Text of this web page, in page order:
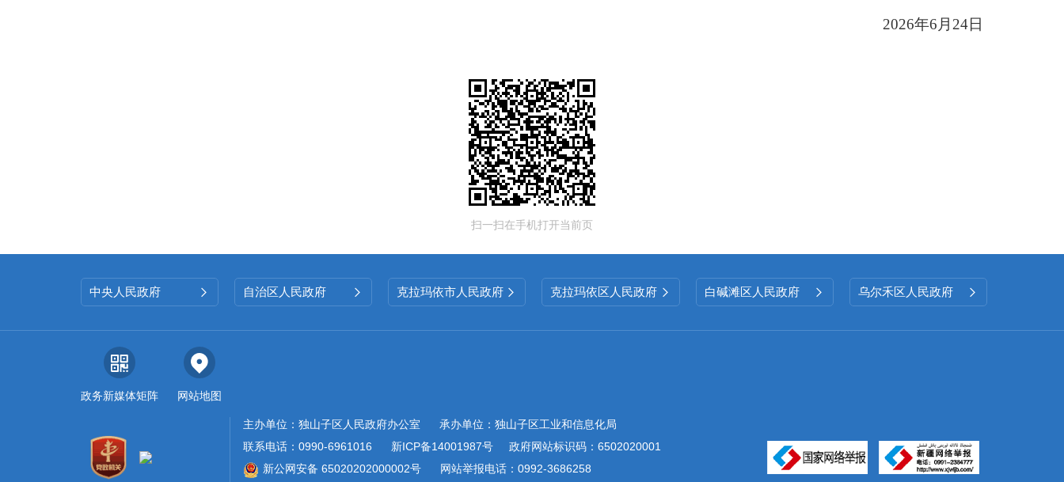
2026年6月24日
扫一扫在手机打开当前页
中央人民政府  自治区人民政府  克拉玛依市人民政府  克拉玛依区人民政府  白碱滩区人民政府  乌尔禾区人民政府 
政务新媒体矩阵 网站地图
主办单位：独山子区人民政府办公室
承办单位：独山子区工业和信息化局
联系电话：0990-6961016
新ICP备14001987号
政府网站标识码：6502020001
新公网安备 65020202000002号
网站举报电话：0992-3686258